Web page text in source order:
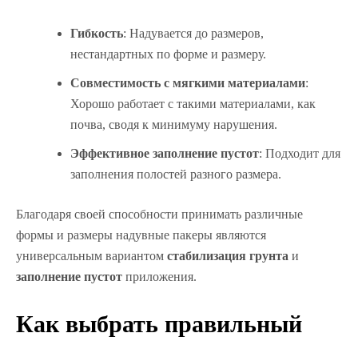
Гибкость: Надувается до размеров,
нестандартных по форме и размеру.
Совместимость с мягкими материалами:
Хорошо работает с такими материалами, как
почва, сводя к минимуму нарушения.
Эффективное заполнение пустот: Подходит для
заполнения полостей разного размера.
Благодаря своей способности принимать различные
формы и размеры надувные пакеры являются
универсальным вариантом стабилизация грунта и
заполнение пустот приложения.
Как выбрать правильный